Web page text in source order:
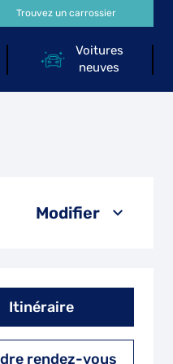
Voitures
neuves
Trouvez un carrossier
Modifier
Itinéraire
rendez-vous